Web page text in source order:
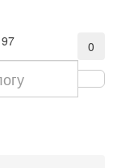
0